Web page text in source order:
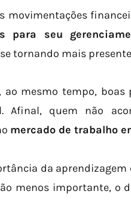
movimentações
para seu
tornando mais
mesmo tempo, boas
Afinal, quem não
mercado de trabalho
da
menos importante, o